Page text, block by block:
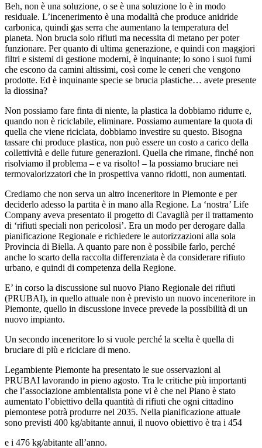
Beh, non è una soluzione, o se è una soluzione lo è in modo
residuale. L’incenerimento è una modalità che produce anidride
carbonica, quindi gas serra che aumentano la temperatura del
pianeta. Non brucia solo rifiuti ma necessita di metano per poter
funzionare. Per quanto di ultima generazione, e quindi con maggiori
filtri e sistemi di gestione moderni, è inquinante; lo sono i suoi fumi
che escono da camini altissimi, così come le ceneri che vengono
prodotte. Ed è inquinante specie se brucia plastiche… avete presente
la diossina?
Non possiamo fare finta di niente, la plastica la dobbiamo ridurre e,
quando non è riciclabile, eliminare. Possiamo aumentare la quota di
quella che viene riciclata, dobbiamo investire su questo. Bisogna
tassare chi produce plastica, non può essere un costo a carico della
collettività e delle future generazioni. Quella che rimane, finché non
risolviamo il problema – e va risolto! – la possiamo bruciare nei
termovalorizzatori che in prospettiva vanno ridotti, non aumentati.
Crediamo che non serva un altro inceneritore in Piemonte e per
deciderlo adesso la partita è in mano alla Regione. La ‘nostra’ Life
Company aveva presentato il progetto di Cavaglià per il trattamento
di ‘rifiuti speciali non pericolosi’. Era un modo per derogare dalla
pianificazione Regionale e richiedere le autorizzazioni alla sola
Provincia di Biella. A quanto pare non è possibile farlo, perché
anche lo scarto della raccolta differenziata è da considerare rifiuto
urbano, e quindi di competenza della Regione.
E’ in corso la discussione sul nuovo Piano Regionale dei rifiuti
(PRUBAI), in quello attuale non è previsto un nuovo inceneritore in
Piemonte, quello in discussione invece prevede la possibilità di un
nuovo impianto.
Un secondo inceneritore lo si vuole perché la scelta è quella di
bruciare di più e riciclare di meno.
Legambiente Piemonte ha presentato le sue osservazioni al
PRUBAI lavorando in pieno agosto. Tra le critiche più importanti
che l’associazione ambientalista pone vi è che nel Piano è stato
aumentato l’obiettivo della quantità di rifiuti che ogni cittadino
piemontese potrà produrre nel 2035. Nella pianificazione attuale
sono previsti 400 kg/abitante annui, il nuovo obiettivo è tra i 454
e i 476 kg/abitante all’anno.